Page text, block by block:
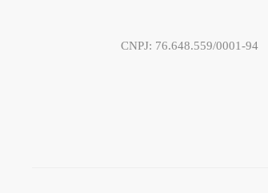
CNPJ: 76.648.559/0001-94